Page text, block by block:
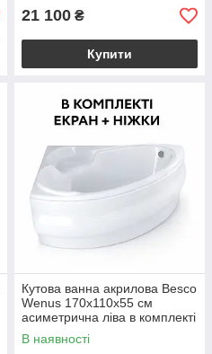
21 100 ₴
Купити
Кутова ванна акрилова Besco
Wenus 170x110х55 см
асиметрична ліва в комплекті
ніжки та екран для ванни
В наявності